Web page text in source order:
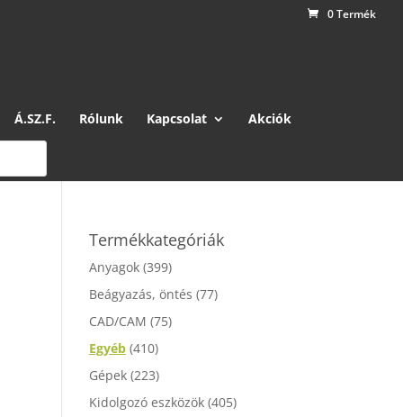
0 Termék
Á.SZ.F. Rólunk Kapcsolat Akciók
Termékkategóriák
Anyagok (399)
Beágyazás, öntés (77)
CAD/CAM (75)
Egyéb (410)
Gépek (223)
Kidolgozó eszközök (405)